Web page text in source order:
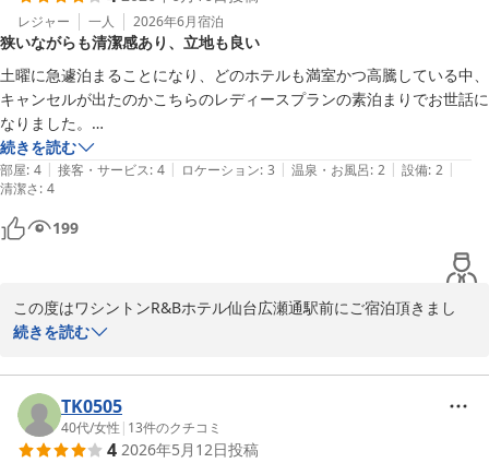
レジャー 一人 2026年6月宿泊
狭いながらも清潔感あり、立地も良い
土曜に急遽泊まることになり、どのホテルも満室かつ高騰している中、
キャンセルが出たのかこちらのレディースプランの素泊まりでお世話に
なりました。
寝るだけならコンパクトな部屋で古いながらも清潔感もあり、広瀬通駅
も近いので満足です。
クチコミで部屋は狭いです、とありましたがその通りでした。パソコン
で仕事するには難しい狭いテーブル。メイクするのに折りたたみの鏡が
ありましたがそれも置くのにはみ出ていました。
いっそのことテレビは壁付けにしたり、飾り棚のようなものをつけてみ
な感じがします。
続きを読む
部屋: 4 | 接客・サービス: 4 | ロケーション: 3 | 温泉・お風呂: 2 | 設備: 2 |
清潔さ: 4
199
この度はワシントンR&Bホテル仙台広瀬通駅前にご宿泊頂きまし
て、
またお忙しい中クチコミをご投稿頂き、重ねて御礼申し上げます。
お部屋の設備について貴重なご意見を頂戴し、ありがとうございま
す。
続きを読む
TK0505
40代/女性 | 13件のクチコミ
4 2026年5月12日投稿